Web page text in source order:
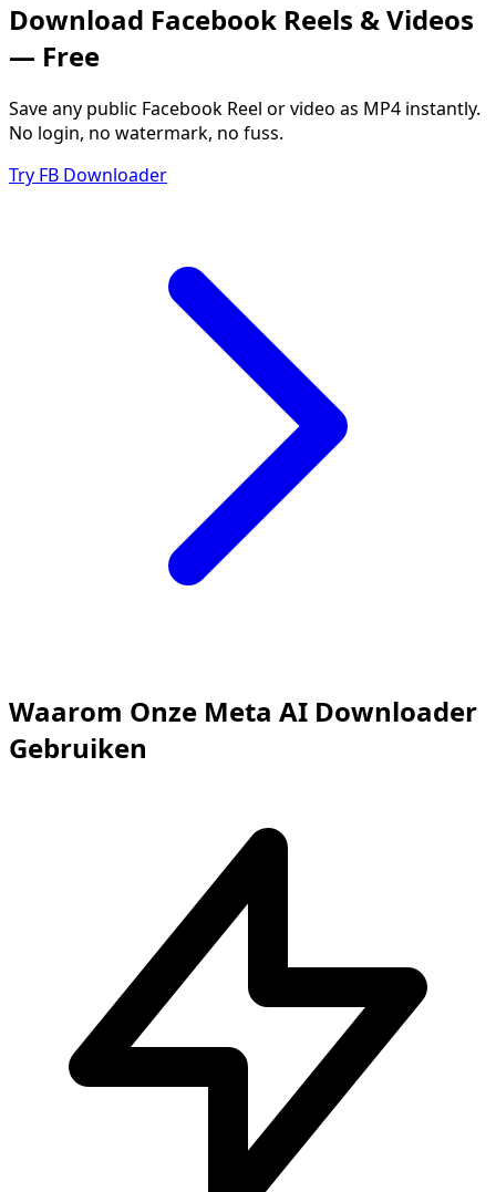
Download Facebook Reels & Videos
— Free
Save any public Facebook Reel or video as MP4 instantly.
No login, no watermark, no fuss.
Try FB Downloader
Waarom Onze Meta AI Downloader
Gebruiken